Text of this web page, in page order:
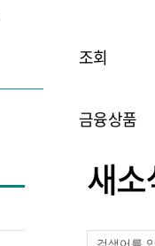
조회
금융상품
새소